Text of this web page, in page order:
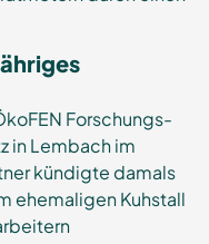
Forschungs-
in Lembach im
kündigte damals
ehemaligen Kuhstall